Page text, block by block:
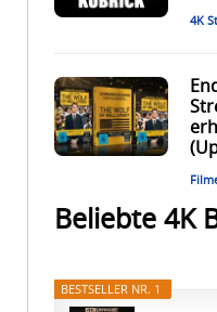
4K
Beliebte 4K
BESTSELLER NR. 1